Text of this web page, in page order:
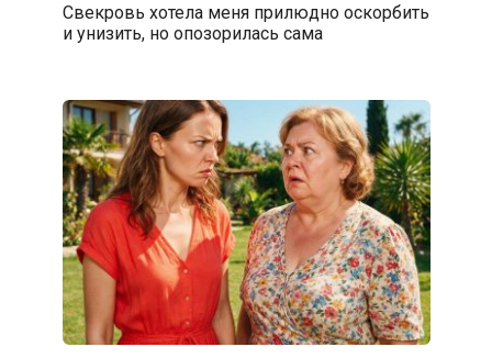
Свекровь хотела меня прилюдно оскорбить
и унизить, но опозорилась сама